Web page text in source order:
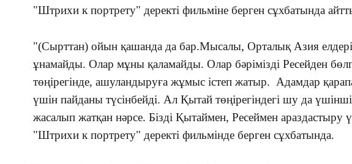
"Штрихи к портрету" деректі фильміне берген сұхбатында
"(Сырттан) ойын қашанда да бар.Мысалы, Орталық Азия
ұнамайды. Олар мұны қаламайды. Олар бәрімізді Ресейден
төңірегінде, ашуландыруға жұмыс істеп жатыр. Адамдар
үшін пайданы түсінбейді. Ал Қытай төңірегіндегі шу да
жасалып жатқан нәрсе. Бізді Қытаймен, Ресеймен араздастыру
"Штрихи к портрету" деректі фильмінде берген сұхбатында.